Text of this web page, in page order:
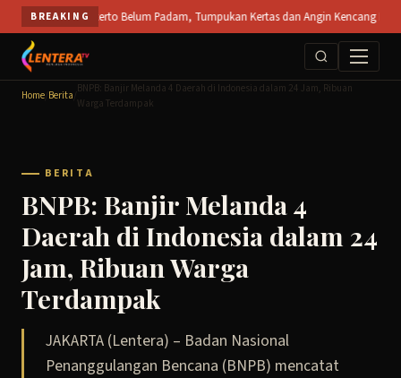
Skip
to
content
BREAKING
SPS Mojokerto Belum Padam, Tumpukan Kertas dan Angin Kencang
Home Berita
BNPB: Banjir Melanda 4 Daerah di Indonesia dalam 24 Jam, Ribuan
Warga Terdampak
BERITA
BNPB: Banjir Melanda 4
Daerah di Indonesia dalam 24
Jam, Ribuan Warga
Terdampak
JAKARTA (Lentera) – Badan Nasional
Penanggulangan Bencana (BNPB) mencatat